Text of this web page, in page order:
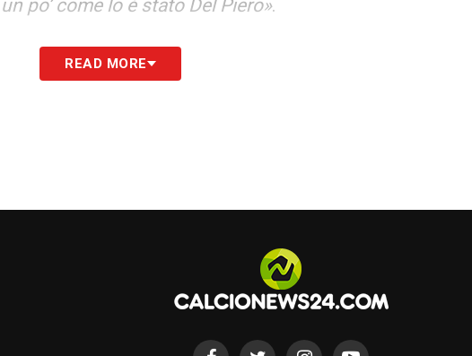
po’ come lo è stato Del Piero».
ritmo super e una tecnica straordinaria, adesso deve
ogni settimana».
visti, si sta trovando bene ad Amsterdam con la famiglia.
con Andrea, veniva in pullman con noi a Villar Perosa.
READ MORE